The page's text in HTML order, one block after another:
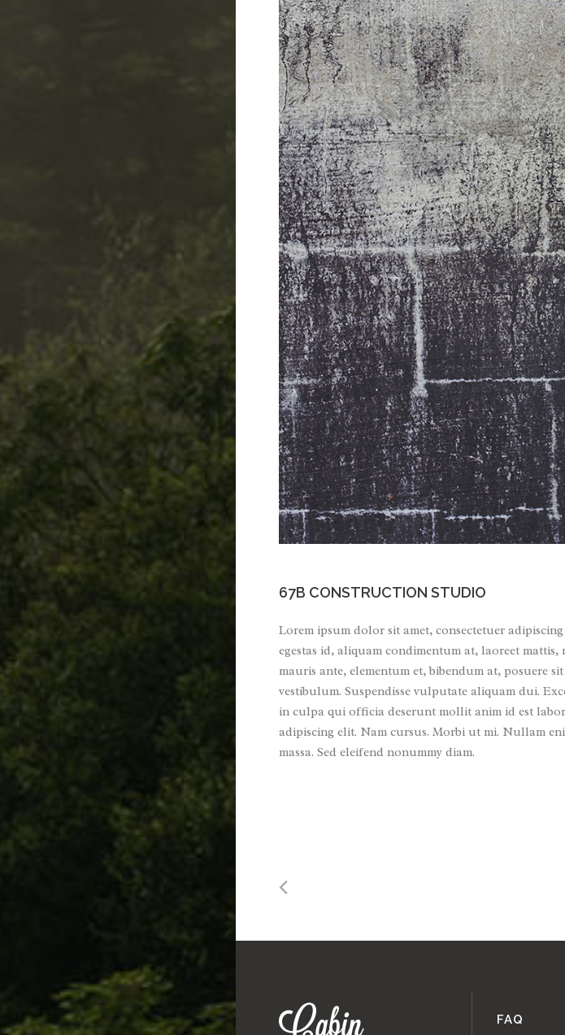
67B CONSTRUCTION STUDIO
Lorem ipsum dolor sit amet, consectetuer
egestas id, aliquam condimentum at, laoreet mattis,
mauris ante, elementum et, bibendum at, posuere
vestibulum. Suspendisse vulputate aliquam dui.
in culpa qui officia deserunt mollit anim id est
adipiscing elit. Nam cursus. Morbi ut mi. Nullam
massa. Sed eleifend nonummy diam.
FAQ